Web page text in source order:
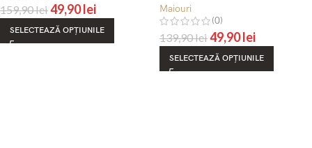
159,90lei49,90lei
SELECTEAZĂ OPȚIUNILE
Maiouri
(0)
139,90lei49,90lei
SELECTEAZĂ OPȚIUNILE